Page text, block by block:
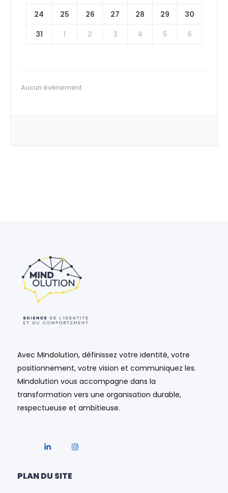
24
25 26 27 28 29
30
31
1 2 3 4 5 6
Aucun événement
Avec Mindolution, définissez votre identité, votre
positionnement, votre vision et communiquez les.
Mindolution vous accompagne dans la
transformation vers une organisation durable,
respectueuse et ambitieuse.
PLAN DU SITE